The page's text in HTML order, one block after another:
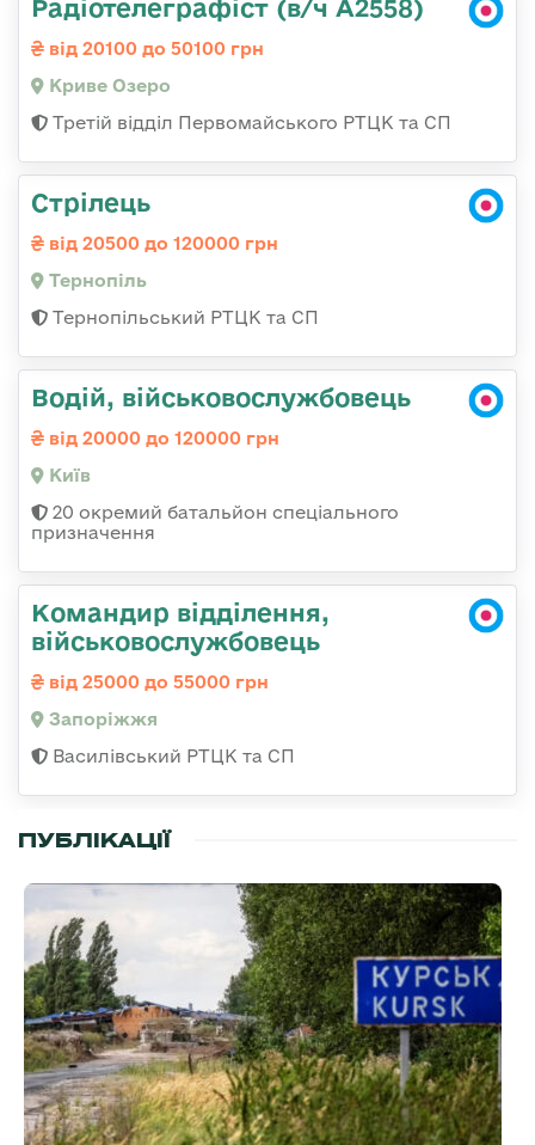
Радіотелеграфіст (в/ч А2558)
від 20100 до 50100 грн
Криве Озеро
Третій відділ Первомайського РТЦК та СП
Стрілець
від 20500 до 120000 грн
Тернопіль
Тернопільський РТЦК та СП
Водій, військовослужбовець
від 20000 до 120000 грн
Київ
20 окремий батальйон спеціального
призначення
Командир відділення,
військовослужбовець
від 25000 до 55000 грн
Запоріжжя
Василівський РТЦК та СП
ПУБЛІКАЦІЇ